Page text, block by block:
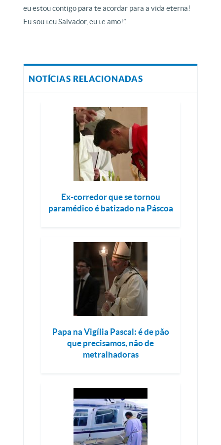
eu estou contigo para te acordar para a vida eterna!
Eu sou teu Salvador, eu te amo!”.
NOTÍCIAS RELACIONADAS
Ex-corredor que se tornou
paramédico é batizado na Páscoa
Papa na Vigília Pascal: é de pão
que precisamos, não de
metralhadoras